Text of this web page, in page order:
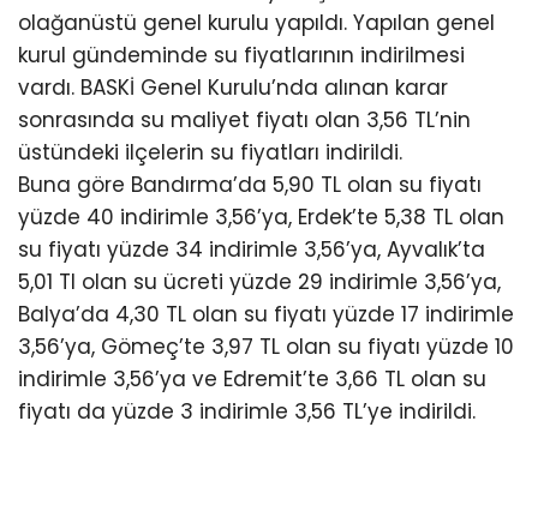
olağanüstü genel kurulu yapıldı. Yapılan genel
kurul gündeminde su fiyatlarının indirilmesi
vardı. BASKİ Genel Kurulu’nda alınan karar
sonrasında su maliyet fiyatı olan 3,56 TL’nin
üstündeki ilçelerin su fiyatları indirildi.
Buna göre Bandırma’da 5,90 TL olan su fiyatı
yüzde 40 indirimle 3,56’ya, Erdek’te 5,38 TL olan
su fiyatı yüzde 34 indirimle 3,56’ya, Ayvalık’ta
5,01 Tl olan su ücreti yüzde 29 indirimle 3,56’ya,
Balya’da 4,30 TL olan su fiyatı yüzde 17 indirimle
3,56’ya, Gömeç’te 3,97 TL olan su fiyatı yüzde 10
indirimle 3,56’ya ve Edremit’te 3,66 TL olan su
fiyatı da yüzde 3 indirimle 3,56 TL’ye indirildi.